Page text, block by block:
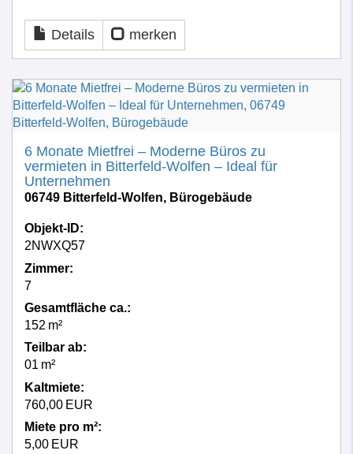
Details merken
6 Monate Mietfrei – Moderne Büros zu
vermieten in Bitterfeld-Wolfen – Ideal für
Unternehmen
06749 Bitterfeld-Wolfen, Bürogebäude
Objekt-ID:
2NWXQ57
Zimmer:
7
Gesamtfläche ca.:
152 m²
Teilbar ab:
01 m²
Kaltmiete:
760,00 EUR
Miete pro m²:
5,00 EUR